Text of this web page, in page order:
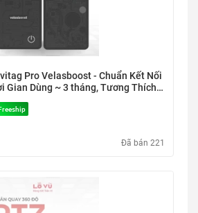
Pro Velasboost - Chuẩn Kết Nối
Gian Dùng ~ 3 tháng, Tương Thích
Đã bán 221